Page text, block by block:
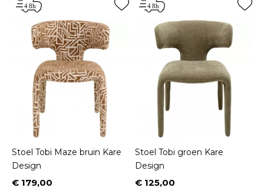
hebben gekozen voor hun decor. Zoekt u een stoel
in een bepaalde stijl? Kare heeft een selectie van
Italiaanse stoelen,medaillons, gecapitonneerde
stoelen, transparante stoelen, met of zonder
armleuningen, in stof, fluweel of leer, in
verschillende kleuren of in zwart of wit. Wij hebben
ook stoelen in
Scandinavische , barokke
hedendaagse
vintage
stijl. Kortom, er is geen
tekort aan stoelen om uit te kiezen bij Kare Design!
Stoel Tobi Maze bruin Kare
Design
Prijs
€ 179,00
Stoel Tobi groen Kare
Design
Prijs
€ 125,00